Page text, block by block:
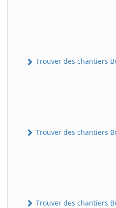
Trouver des chantiers
Trouver des chantiers
Trouver des chantiers